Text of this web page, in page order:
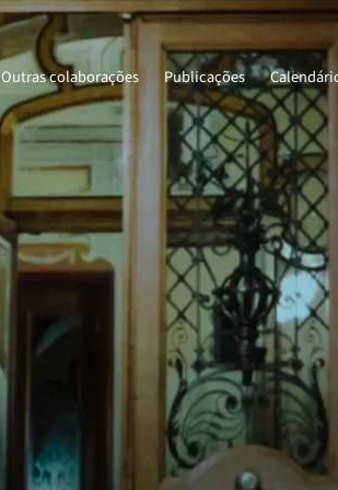
Outras colaborações Publicações